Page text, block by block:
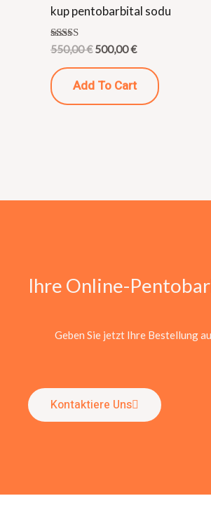
kup pentobarbital sodu
Rated
out of 5
550,00€ 500,00€
Add To Cart
Ihre Online-
Geben Sie jetzt Ihre Bestellung
Kontaktiere Uns